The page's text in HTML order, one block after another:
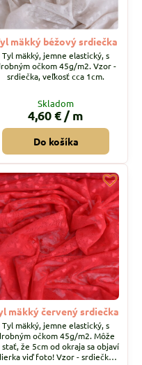
mäkký béžový srdiečka
Tyl mäkký, jemne elastický, s
očkom 45g/m2. Vzor -
srdiečka, veľkosť cca 1cm.
Skladom
4,60 € / m
Do košíka
mäkký červený srdiečka
Tyl mäkký, jemne elastický, s
očkom 45g/m2. Môže
stať, že 5cm od okraja sa objaví
viď foto! Vzor - srdiečka,